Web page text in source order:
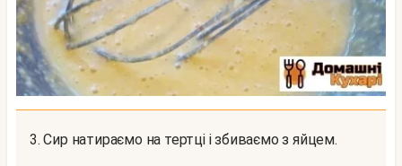
3. Сир натираємо на тертці і збиваємо з яйцем.